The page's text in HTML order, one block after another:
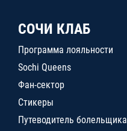
СОЧИ КЛАБ
Программа лояльности
Sochi Queens
Фан-сектор
Стикеры
Путеводитель болельщика